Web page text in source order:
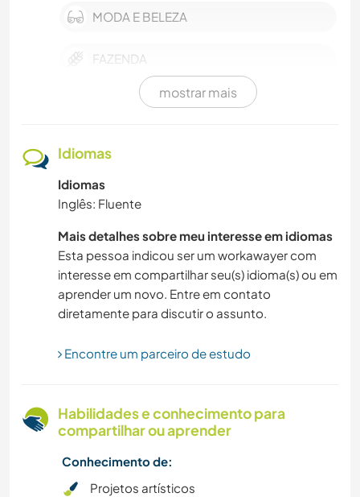
MODA E BELEZA
FAZENDA
TRABALHO BENEFICENTE
ESCREVER
FAÇA VOCÊ MESMO
DESENHO E PINTURA
CULINÁRIA E COMIDA
NATURALEZA
mostrar mais
Idiomas
Idiomas
Inglês: Fluente
Mais detalhes sobre meu interesse em idiomas
Esta pessoa indicou ser um workawayer com
interesse em compartilhar seu(s) idioma(s) ou em
aprender um novo. Entre em contato
diretamente para discutir o assunto.
Encontre um parceiro de estudo
Habilidades e conhecimento para
compartilhar ou aprender
Conhecimento de:
Projetos artísticos